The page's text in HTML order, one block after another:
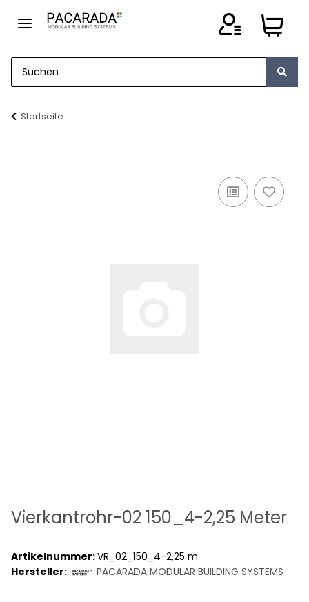
Startseite
Vierkantrohr-02 150_4-2,25 Meter
Artikelnummer:VR_02_150_4-2,25 m
Hersteller:
PACARADA MODULAR BUILDING SYSTEMS